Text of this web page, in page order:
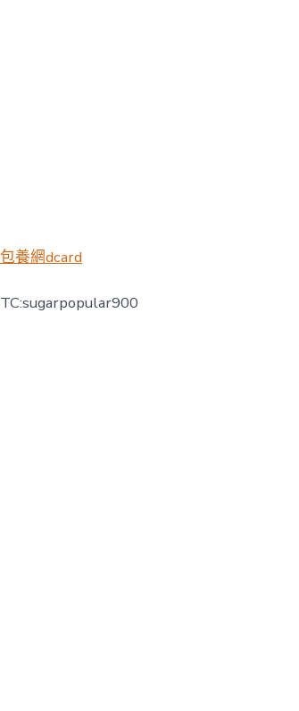
包養網dcard
TC:sugarpopular900